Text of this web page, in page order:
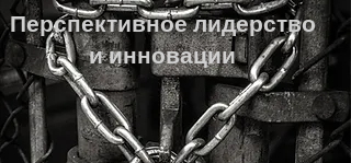
Перспективное лидерство
и инновации